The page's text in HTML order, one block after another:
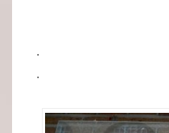
.
.